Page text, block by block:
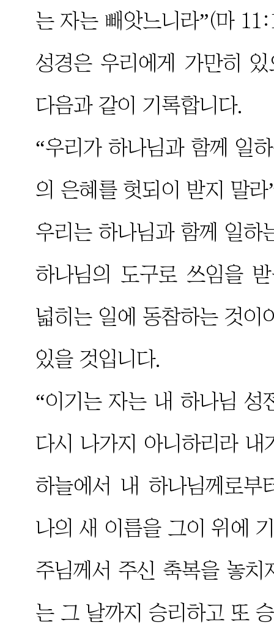
는 자는 빼앗느니라”(마
성경은 우리에게 가만히
다음과 같이 기록합니다.
“우리가 하나님과 함께 일
의 은혜를 헛되이 받지 말
우리는 하나님과 함께 일하
하나님의 도구로 쓰임을
넓히는 일에 동참하는 것이
있을 것입니다.
“이기는 자는 내 하나님 성
다시 나가지 아니하리라
하늘에서 내 하나님께로부
나의 새 이름을 그이 위에
주님께서 주신 축복을 놓
는 그 날까지 승리하고 또